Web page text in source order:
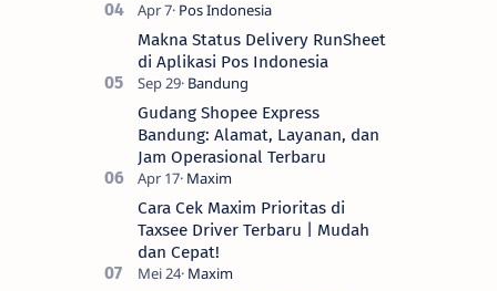
Makna Status Delivery RunSheet
di Aplikasi Pos Indonesia
Gudang Shopee Express
Bandung: Alamat, Layanan, dan
Jam Operasional Terbaru
Cara Cek Maxim Prioritas di
Taxsee Driver Terbaru | Mudah
dan Cepat!